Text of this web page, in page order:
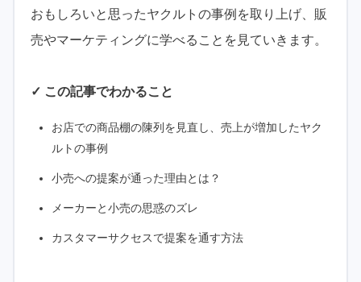
おもしろいと思ったヤクルトの事例を取り上げ、販
売やマーケティングに学べることを見ていきます。
✓ この記事でわかること
お店での商品棚の陳列を見直し、売上が増加したヤク
ルトの事例
小売への提案が通った理由とは？
メーカーと小売の思惑のズレ
カスタマーサクセスで提案を通す方法